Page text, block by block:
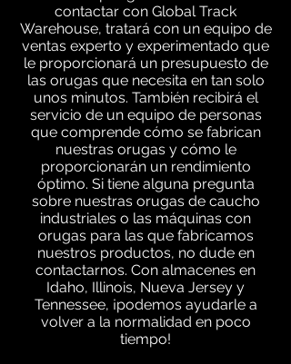
contactar con Global Track
Warehouse, tratará con un equipo de
ventas experto y experimentado que
le proporcionará un presupuesto de
las orugas que necesita en tan solo
unos minutos. También recibirá el
servicio de un equipo de personas
que comprende cómo se fabrican
nuestras orugas y cómo le
proporcionarán un rendimiento
óptimo. Si tiene alguna pregunta
sobre nuestras orugas de caucho
industriales o las máquinas con
orugas para las que fabricamos
nuestros productos, no dude en
contactarnos. Con almacenes en
Idaho, Illinois, Nueva Jersey y
Tennessee, ¡podemos ayudarle a
volver a la normalidad en poco
tiempo!